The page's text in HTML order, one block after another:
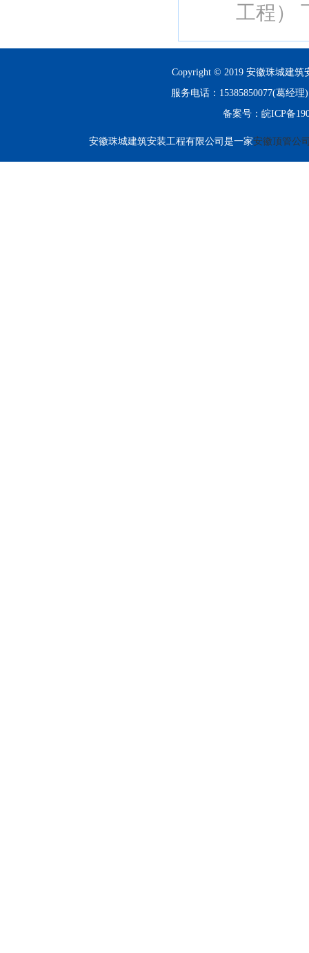
工程）
Copyright © 2019 安徽珠城建筑
服务电话：15385850077(葛经
备案号： 皖ICP备
安徽珠城建筑安装工程有限公司是一家安徽顶管公